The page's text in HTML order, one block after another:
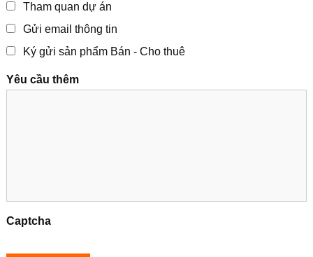
Tham quan dự án
Gửi email thông tin
Ký gửi sản phẩm Bán - Cho thuê
Yêu cầu thêm
Captcha